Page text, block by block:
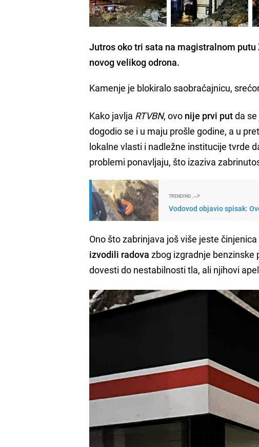
Jutros oko tri sata na magistralnom
novog velikog odrona.
Kamenje je blokiralo saobraćajnicu,
Kako javlja RTVBN, ovo nije prvi putda
dogodio se i u maju prošle godine, a u
lokalne vlasti i nadležne institucije tvrde
problemi ponavljaju, što izaziva
TRENDING
Vodovod objavio spisak:
Ono što zabrinjava još više jeste
izvodili radova zbog izgradnje
dovesti do nestabilnosti tla, ali njihovi